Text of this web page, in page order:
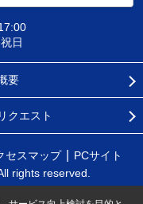
日
要
クエスト
セスマップ
PCサイト
rights reserved.